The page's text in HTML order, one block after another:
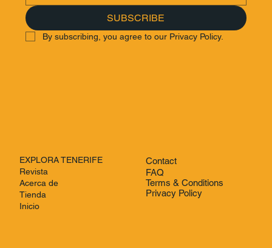
SUBSCRIBE
By subscribing, you agree to our Privacy Policy.
EXPLORA TENERIFE
Revista
Acerca de
Tienda
Inicio
Contact
FAQ
Terms & Conditions
Privacy Policy